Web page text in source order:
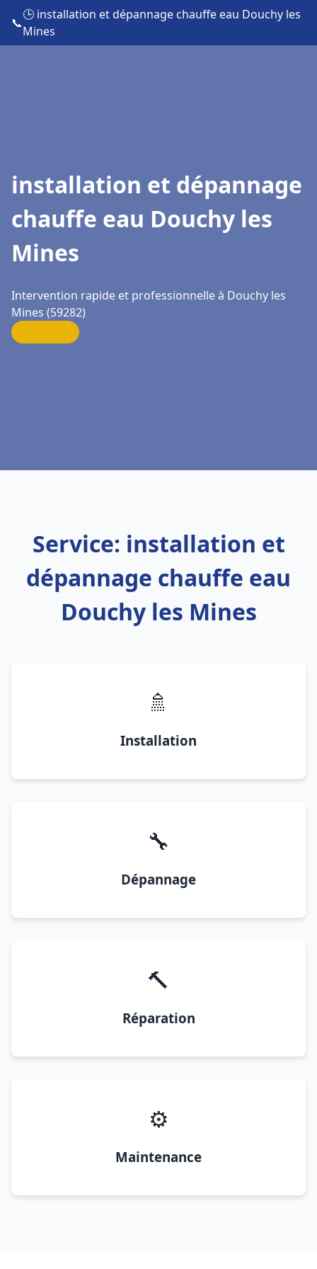
📞
🕒 installation et dépannage chauffe eau Douchy les
Mines
installation et dépannage
chauffe eau Douchy les
Mines
Intervention rapide et professionnelle à Douchy les
Mines (59282)
Service: installation et
dépannage chauffe eau
Douchy les Mines
🚿
Installation
🔧
Dépannage
🔨
Réparation
⚙️
Maintenance